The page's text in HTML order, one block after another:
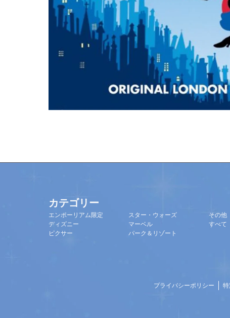
カテゴリー
エンポーリアム限定
ディズニー
ピクサー
スター・ウォーズ
マーベル
パーク＆リゾート
その他
すべて
プライバシーポリシー